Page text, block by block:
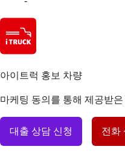
아이트럭 홍보 차량
마케팅 동의를 통해 제공받
대출 상담 신청 전화